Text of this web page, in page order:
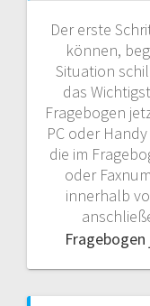
Der erste
können,
Situation
das
Fragebogen
PC oder
die im
oder
innerhalb